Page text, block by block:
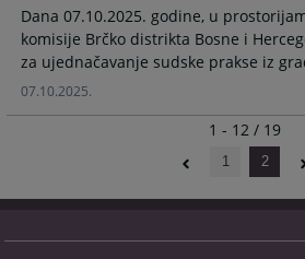
Dana 07.10.2025. godine, u
komisije Brčko distrikta Bosne i
za ujednačavanje sudske prakse iz
07.10.2025.
1 - 12 / 19
1 2